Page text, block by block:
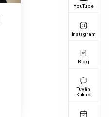
YouTube
Instagram
Blog
Tư vấn
Kakao